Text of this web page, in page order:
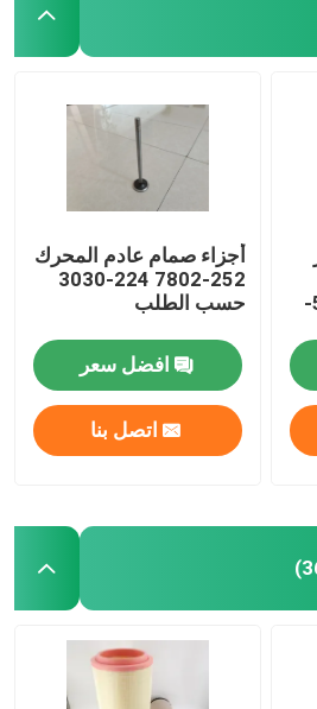
ختم الزيت الخلفي 533-
أجزاء صمام عادم المحرك
252-7802 224-3030
حسب الطلب
افضل سعر
اتصل بنا